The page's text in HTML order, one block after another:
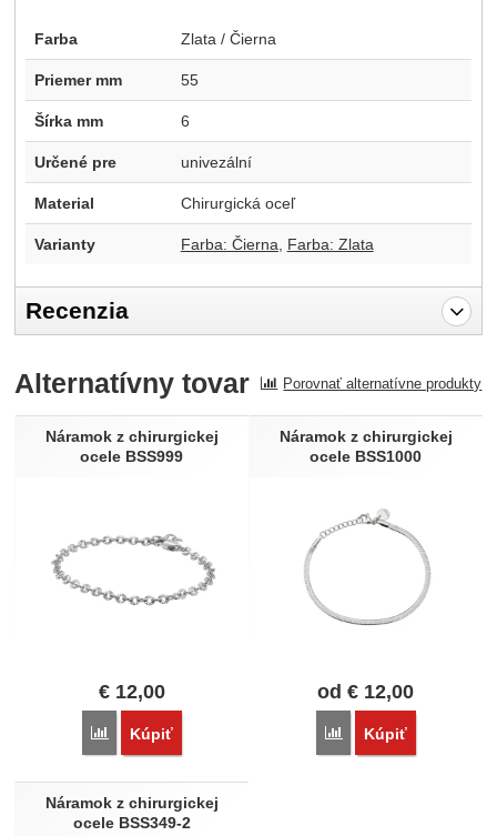
Farba Zlata / Čierna
Priemer mm 55
Šírka mm 6
Určené pre univezální
Material Chirurgická oceľ
Varianty Farba: Čierna Farba: Zlata
Recenzia
Recenzia
Nebola pridaná žiadna recenzia.
Alternatívny tovar Porovnať alternatívne produkty
Náramok z chirurgickej
ocele BSS999
€ 12,00
Porovnať
Kúpiť
Náramok z chirurgickej
ocele BSS1000
od€ 12,00
Porovnať
Kúpiť
Náramok z chirurgickej
ocele BSS349-2